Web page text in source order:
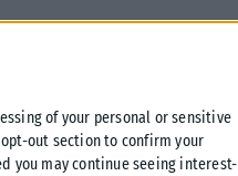
of your personal or sensitive
out section to confirm your
you may continue seeing interest-